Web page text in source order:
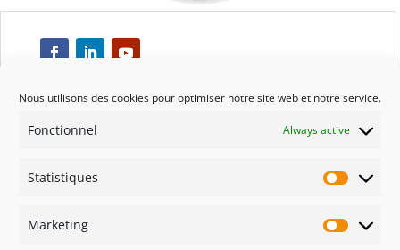
Nous utilisons des cookies pour optimiser notre site web et notre service.
Fonctionnel Always active
Statistiques
Marketing
Respect
Engagement
Qualité